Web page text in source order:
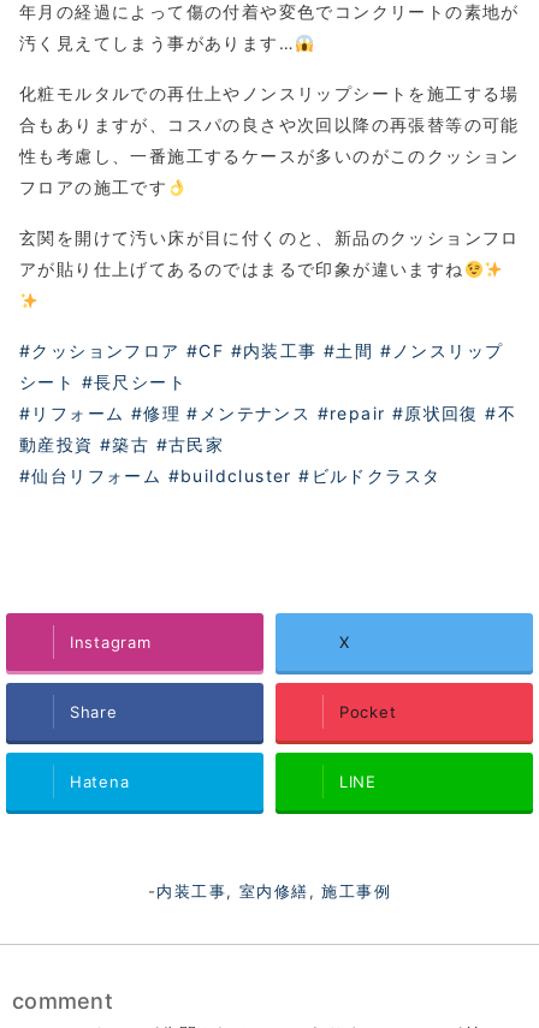
年月の経過によって傷の付着や変色でコンクリートの素地が
汚く見えてしまう事があります…
化粧モルタルでの再仕上やノンスリップシートを施工する場
合もありますが、コスパの良さや次回以降の再張替等の可能
性も考慮し、一番施工するケースが多いのがこのクッション
フロアの施工です
玄関を開けて汚い床が目に付くのと、新品のクッションフロ
アが貼り仕上げてあるのではまるで印象が違いますね
#クッションフロア #CF #内装工事 #土間 #ノンスリップ
シート #長尺シート
#リフォーム #修理 #メンテナンス #repair #原状回復 #不
動産投資 #築古 #古民家
#仙台リフォーム #buildcluster #ビルドクラスタ
Instagram X
Share Pocket
Hatena LINE
-内装工事, 室内修繕,施工事例
comment